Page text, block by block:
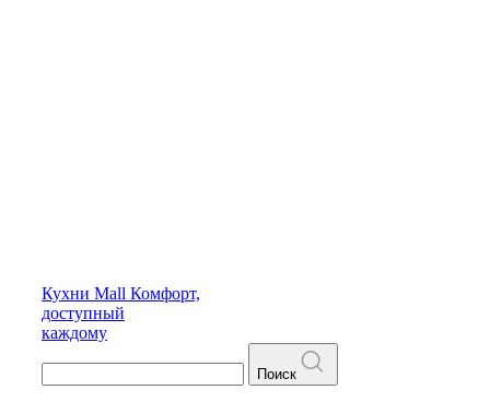
Кухни Mall Комфорт,
доступный
каждому
Поиск